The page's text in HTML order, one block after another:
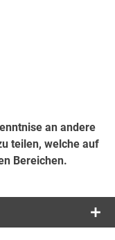
an andere
teilen, welche auf
Bereichen.